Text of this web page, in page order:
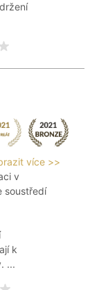
více >>
v
soustředí
k
...